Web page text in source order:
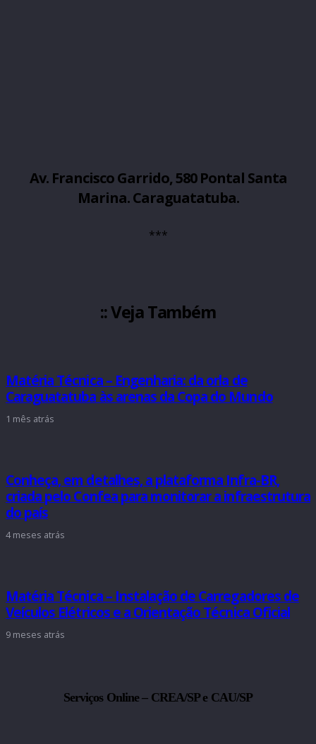
Av. Francisco Garrido, 580 Pontal Santa
Marina. Caraguatatuba.
***
:: Veja Também
Matéria Técnica – Engenharia: da orla de
Caraguatatuba às arenas da Copa do Mundo
1 mês atrás
Conheça, em detalhes, a plataforma Infra-BR,
criada pelo Confea para monitorar a infraestrutura
do país
4 meses atrás
Matéria Técnica – Instalação de Carregadores de
Veículos Elétricos e a Orientação Técnica Oficial
9 meses atrás
Serviços Online – CREA/SP e CAU/SP